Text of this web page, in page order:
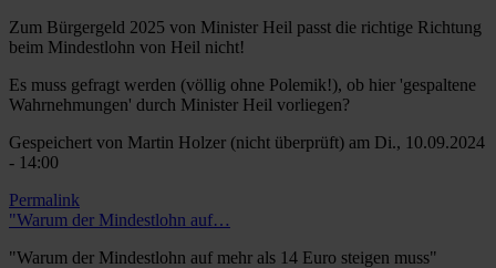
Zum Bürgergeld 2025 von Minister Heil passt die richtige Richtung
beim Mindestlohn von Heil nicht!
Es muss gefragt werden (völlig ohne Polemik!), ob hier 'gespaltene
Wahrnehmungen' durch Minister Heil vorliegen?
Gespeichert von Martin Holzer (nicht überprüft) am Di., 10.09.2024
- 14:00
Permalink
"Warum der Mindestlohn auf…
"Warum der Mindestlohn auf mehr als 14 Euro steigen muss"